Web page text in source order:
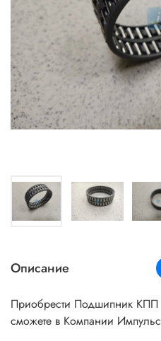
Описание
Приобрести Подшипник
сможете в Компании